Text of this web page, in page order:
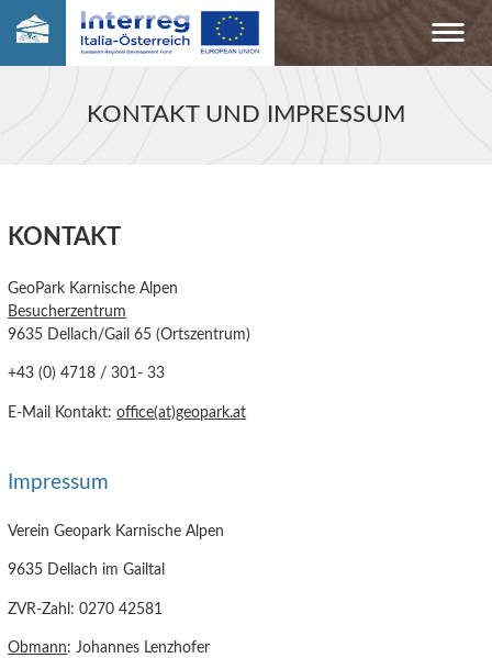
KONTAKT UND IMPRESSUM
KONTAKT
GeoPark Karnische Alpen
Besucherzentrum
9635 Dellach/Gail 65 (Ortszentrum)
+43 (0) 4718 / 301- 33
E-Mail Kontakt:office(at)geopark.at
Impressum
Verein Geopark Karnische Alpen
9635 Dellach im Gailtal
ZVR-Zahl: 0270 42581
Obmann: Johannes Lenzhofer